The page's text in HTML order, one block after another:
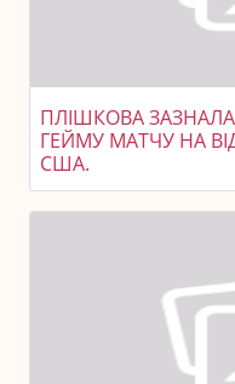
ПЛІШКОВА
ГЕЙМУ МАТЧУ НА
США.